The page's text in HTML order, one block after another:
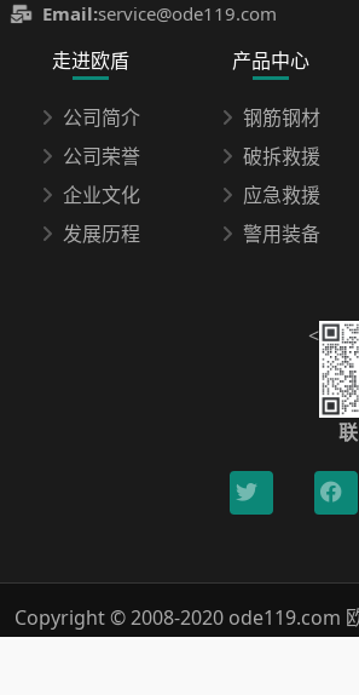
Email:service@ode119.com
走进欧盾
公司简介
公司荣誉
企业文化
发展历程
产品中心
钢筋钢材
破拆救援
应急救援
警用装备
<
Copyright © 2008-2020 ode119.com